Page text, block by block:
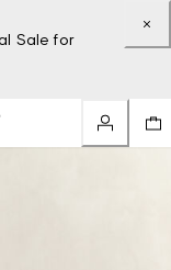
Sale for